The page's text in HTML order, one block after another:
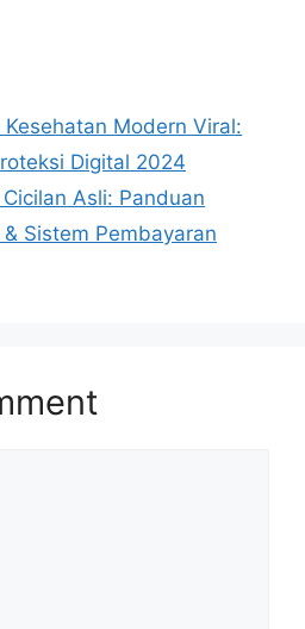
Modern Viral:
Digital 2024
Asli: Panduan
Sistem Pembayaran